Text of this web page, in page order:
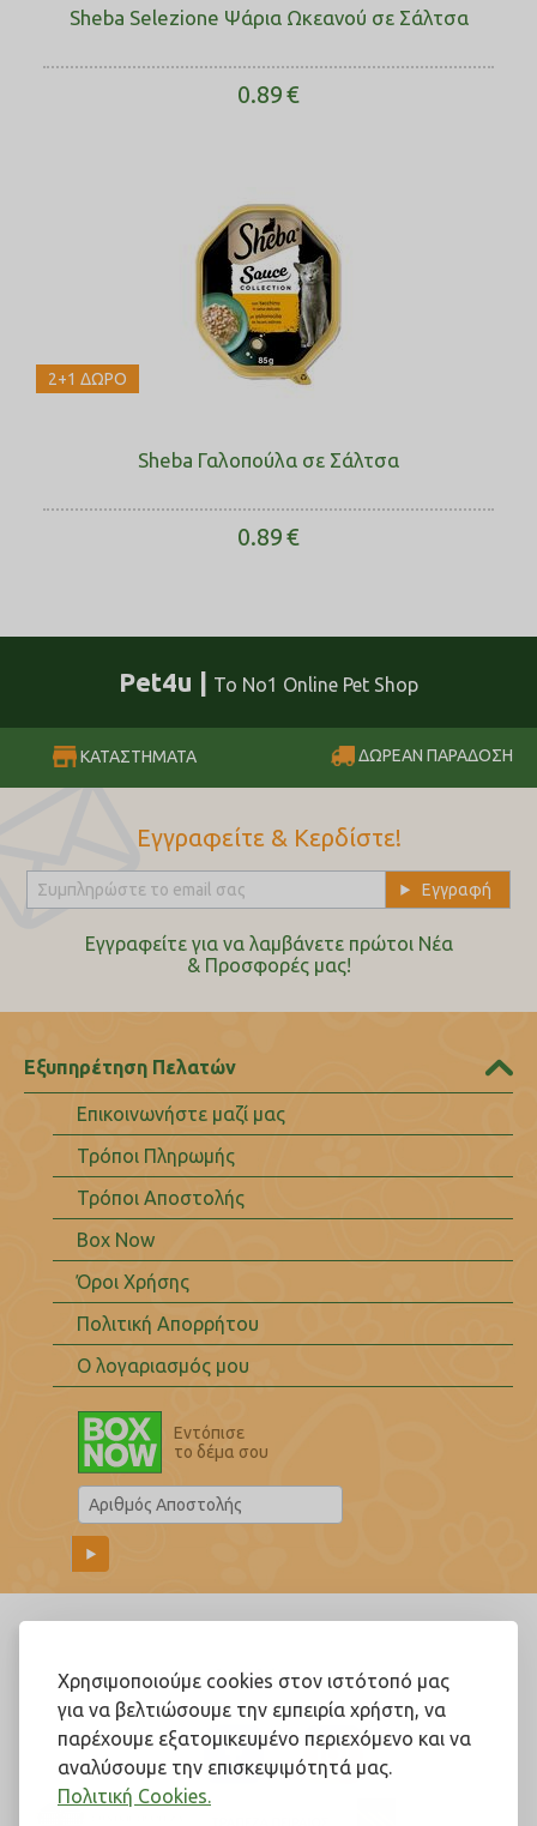
Χρησιμοποιούμε cookies στον ιστότοπό μας
για να βελτιώσουμε την εμπειρία χρήστη, να
παρέχουμε εξατομικευμένο περιεχόμενο και να
αναλύσουμε την επισκεψιμότητά μας.
Πολιτική Cookies.
Sheba Selezione Ψάρια Ωκεανού σε Σάλτσα
0.89€
2+1 ΔΩΡΟ
Sheba Γαλοπούλα σε Σάλτσα
0.89€
Pet4u | Το No1 Online Pet Shop
ΚΑΤΑΣΤΗΜΑΤΑ ΔΩΡΕΑΝ ΠΑΡΑΔΟΣΗ
Εγγραφείτε & Κερδίστε!
Εγγραφείτε για να λαμβάνετε πρώτοι Nέα
& Προσφορές μας!
Εξυπηρέτηση Πελατών
Επικοινωνήστε μαζί μας
Τρόποι Πληρωμής
Τρόποι Αποστολής
Box Now
Όροι Χρήσης
Πολιτική Απορρήτου
Ο λογαριασμός μου
Εντόπισε
το δέμα σου
Ακολουθήστε μας!